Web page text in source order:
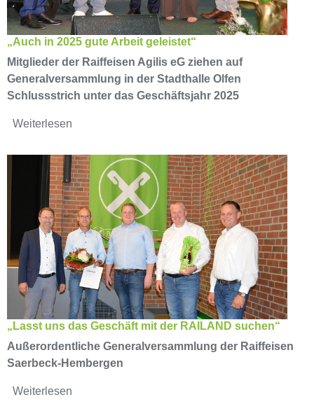
„Auch in 2025 gute Arbeit geleistet“
Mitglieder der Raiffeisen Agilis eG ziehen auf
Generalversammlung in der Stadthalle Olfen
Schlussstrich unter das Geschäftsjahr 2025
Weiterlesen
„Lasst uns das Geschäft mit der RAILAND suchen“
Außerordentliche Generalversammlung der Raiffeisen
Saerbeck-Hembergen
Weiterlesen